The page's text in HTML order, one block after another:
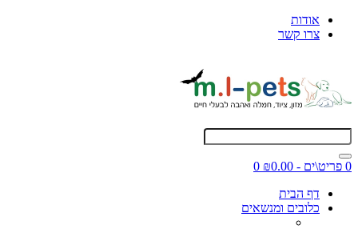
אודות
צרו קשר
0 פריט\ים - ₪0.00
0
דף הבית
כלובים ומנשאים